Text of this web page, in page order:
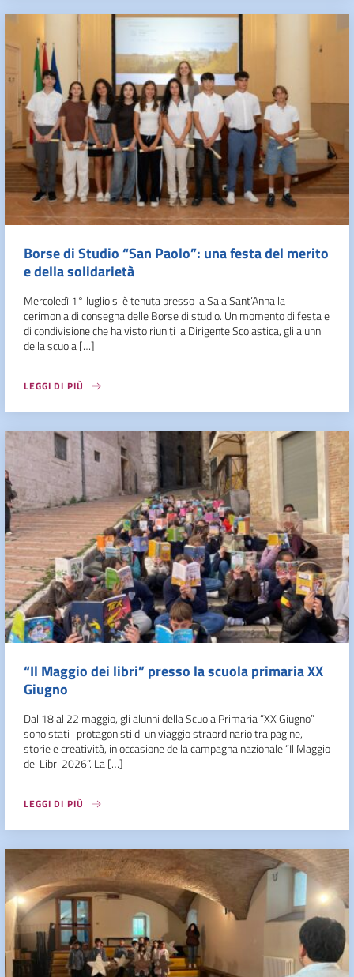
Borse di Studio “San Paolo”: una festa del merito
e della solidarietà
Mercoledì 1° luglio si è tenuta presso la Sala Sant’Anna la
cerimonia di consegna delle Borse di studio. Un momento di festa e
di condivisione che ha visto riuniti la Dirigente Scolastica, gli alunni
della scuola […]
LEGGI DI PIÙ
“Il Maggio dei libri” presso la scuola primaria XX
Giugno
Dal 18 al 22 maggio, gli alunni della Scuola Primaria “XX Giugno”
sono stati i protagonisti di un viaggio straordinario tra pagine,
storie e creatività, in occasione della campagna nazionale “Il Maggio
dei Libri 2026”. La […]
LEGGI DI PIÙ